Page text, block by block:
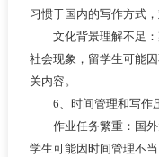
习惯于国内的写作方式
文化背景理解不足：
社会现象，留学生可能
关内容。
6、时间管理和写作
作业任务繁重：国外
学生可能因时间管理不